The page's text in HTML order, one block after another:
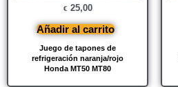
Juego de tapones de
refrigeración naranja/rojo
Honda MT50 MT80
€ 25,00
Añadir al carrito